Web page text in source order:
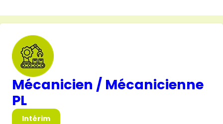
Mécanicien / Mécanicienne
PL
Intérim